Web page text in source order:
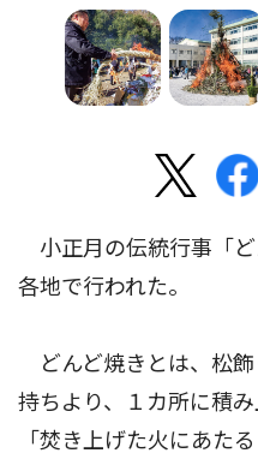
小正月の伝統行事「
各地で行われた。
どんど焼きとは、松
持ちより、１カ所に積
「焚き上げた火にあた